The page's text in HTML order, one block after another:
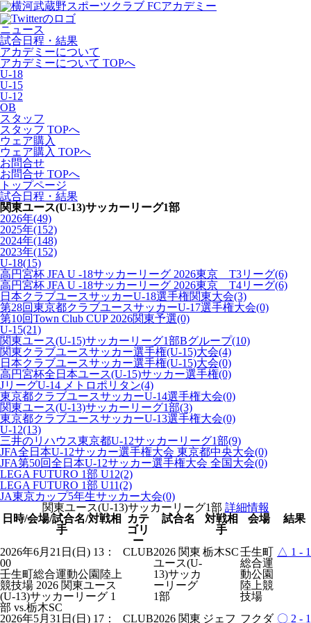
ニュース
試合日程・結果
アカデミーについて
アカデミーについて TOPへ
U-18
U-15
U-12
OB
スタッフ
スタッフ TOPへ
ウェア購入
ウェア購入 TOPへ
お問合せ
お問合せ TOPへ
トップページ
試合日程・結果
関東ユース(U-13)サッカーリーグ1部
2026年(49)
2025年(152)
2024年(148)
2023年(152)
U-18(15)
高円宮杯 JFA U -18サッカーリーグ 2026東京 T3リーグ(6)
高円宮杯 JFA U -18サッカーリーグ 2026東京 T4リーグ(6)
日本クラブユースサッカーU-18選手権関東大会(3)
第28回東京都クラブユースサッカーU-17選手権大会(0)
第10回Town Club CUP 2026関東予選(0)
U-15(21)
関東ユース(U-15)サッカーリーグ1部Bグループ(10)
関東クラブユースサッカー選手権(U-15)大会(4)
日本クラブユースサッカー選手権(U-15)大会(0)
高円宮杯全日本ユース(U-15)サッカー選手権(0)
JリーグU-14 メトロポリタン(4)
東京都クラブユースサッカーU-14選手権大会(0)
関東ユース(U-13)サッカーリーグ1部(3)
東京都クラブユースサッカーU-13選手権大会(0)
U-12(13)
三井のリハウス東京都U-12サッカーリーグ1部(9)
JFA全日本U-12サッカー選手権大会 東京都中央大会(0)
JFA第50回全日本U-12サッカー選手権大会 全国大会(0)
LEGA FUTURO 1部 U12(2)
LEGA FUTURO 1部 U11(2)
JA東京カップ5年生サッカー大会(0)
関東ユース(U-13)サッカーリーグ1部 詳細情報
日時/会場/試合名/対戦相
手
カテ
ゴリ
ー
試合名
対戦相
手
会場 結果
2026年6月21日(日) 13：
00
壬生町総合運動公園陸上
競技場 2026 関東ユース
(U-13)サッカーリーグ 1
部 vs.栃木SC
CLUB2026 関東
ユース(U-
13)サッカ
ーリーグ
1部
栃木SC壬生町
総合運
動公園
陸上競
技場
△ 1 - 1
2026年5月31日(日) 17：
CLUB2026 関東 ジェフ フクダ 〇 2 - 1